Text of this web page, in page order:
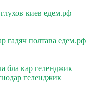
киев едем.рф
гадяч полтава едем.рф
бла кар геленджик
геленджик